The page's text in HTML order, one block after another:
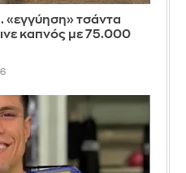
«εγγύηση» τσάντα
καπνός με 75.000